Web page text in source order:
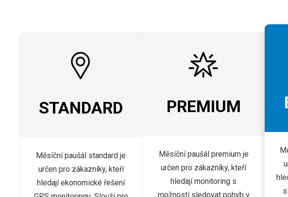
STANDARD
Měsíční paušál standard je
určen pro zákazníky, kteří
hledají ekonomické řešení
PREMIUM
Měsíční paušál premium je
určen pro zákazníky, kteří
hledají monitoring s
možností sledovat pohyb v